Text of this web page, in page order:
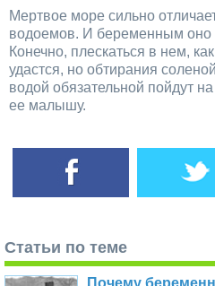
Мертвое море сильно
водоемов. И беременным оно
Конечно, плескаться в нем,
удастся, но обтирания
водой обязательной пойдут
ее малышу.
Статьи по теме
Почему